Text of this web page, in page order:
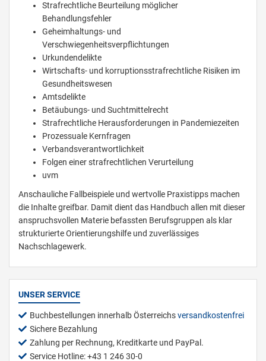
Strafrechtliche Beurteilung möglicher
Behandlungsfehler
Geheimhaltungs- und
Verschwiegenheitsverpflichtungen
Urkundendelikte
Wirtschafts- und korruptionsstrafrechtliche Risiken im
Gesundheitswesen
Amtsdelikte
Betäubungs- und Suchtmittelrecht
Strafrechtliche Herausforderungen in Pandemiezeiten
Prozessuale Kernfragen
Verbandsverantwortlichkeit
Folgen einer strafrechtlichen Verurteilung
uvm
Anschauliche Fallbeispiele und wertvolle Praxistipps machen
die Inhalte greifbar. Damit dient das Handbuch allen mit dieser
anspruchsvollen Materie befassten Berufsgruppen als klar
strukturierte Orientierungshilfe und zuverlässiges
Nachschlagewerk.
UNSER SERVICE
Buchbestellungen innerhalb Österreichsversandkostenfrei
Sichere Bezahlung
Zahlung per Rechnung, Kreditkarte und PayPal.
Service Hotline: +43 1 246 30-0